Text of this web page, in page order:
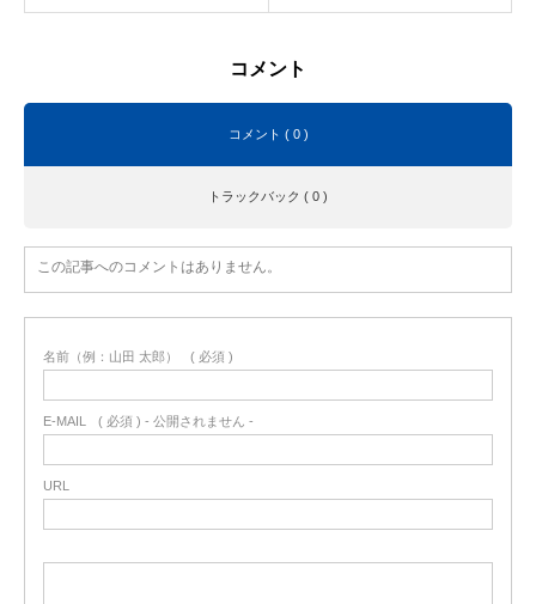
コメント
コメント ( 0 )
トラックバック ( 0 )
この記事へのコメントはありません。
名前（例：山田 太郎） ( 必須 )
E-MAIL ( 必須 ) - 公開されません -
URL